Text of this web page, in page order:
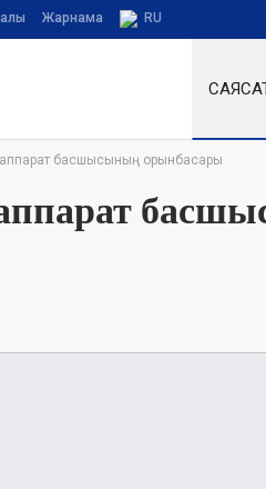
Жарнама RU
аппарат басшысының орынбасары